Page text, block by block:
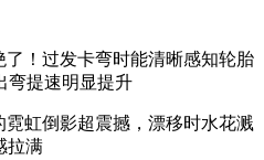
！过发卡弯时能清晰感知轮胎
弯提速明显提升
虹倒影超震撼，漂移时水花溅
拉满